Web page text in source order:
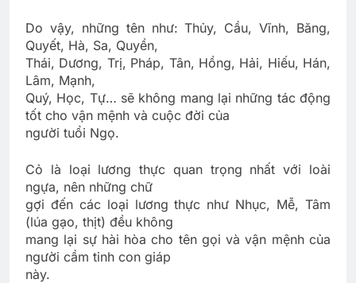
Do vậy, những tên như: Thủy, Cầu, Vĩnh, Băng,
Quyết, Hà, Sa, Quyền,
Thái, Dương, Trị, Pháp, Tân, Hồng, Hải, Hiếu, Hán,
Lâm, Mạnh,
Quý, Học, Tự… sẽ không mang lại những tác động
tốt cho vận mệnh và cuộc đời của
người tuổi Ngọ.
Cỏ là loại lương thực quan trọng nhất với loài
ngựa, nên những chữ
gợi đến các loại lương thực như Nhục, Mễ, Tâm
(lúa gạo, thịt) đều không
mang lại sự hài hòa cho tên gọi và vận mệnh của
người cầm tinh con giáp
này.